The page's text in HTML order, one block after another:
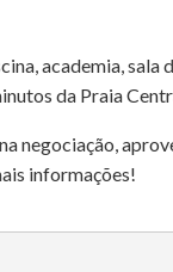
academia, sala
da Praia
negociação,
informações!